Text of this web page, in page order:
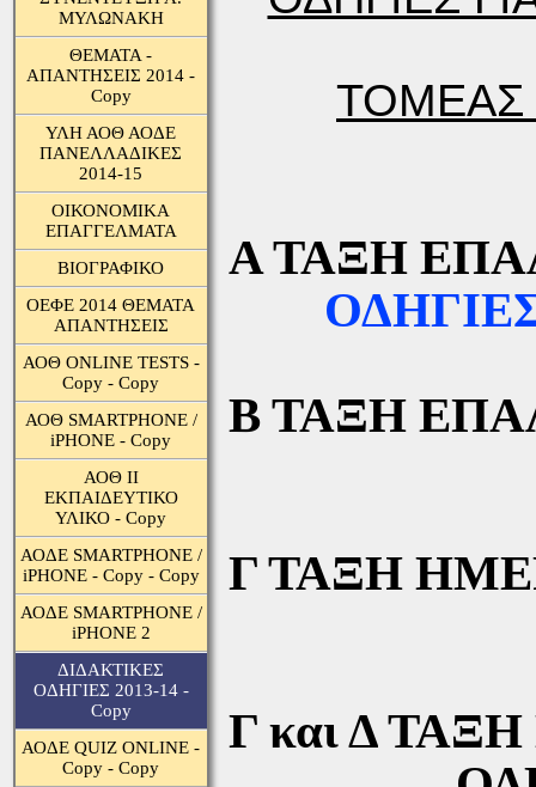
ΜΥΛΩΝΑΚΗ
ΘΕΜΑΤΑ -
ΑΠΑΝΤΗΣΕΙΣ 2014 -
Copy
ΥΛΗ ΑΟΘ ΑΟΔΕ
ΠΑΝΕΛΛΑΔΙΚΕΣ
2014-15
ΟΙΚΟΝΟΜΙΚΑ
ΕΠΑΓΓΕΛΜΑΤΑ
ΒΙΟΓΡΑΦΙΚΟ
ΟΕΦΕ 2014 ΘΕΜΑΤΑ
ΑΠΑΝΤΗΣΕΙΣ
ΑΟΘ ONLINE TESTS -
Copy - Copy
ΑΟΘ SMARTPHONE /
iPHONE - Copy
ΑΟΘ ΙΙ
ΕΚΠΑΙΔΕΥΤΙΚΟ
ΥΛΙΚΟ - Copy
ΑΟΔΕ SMARTPHONE /
iPHONE - Copy - Copy
ΑΟΔΕ SMARTPHONE /
iPHONE 2
ΔΙΔΑΚΤΙΚΕΣ
ΟΔΗΓΙΕΣ 2013-14 -
Copy
ΑΟΔΕ QUIZ ONLINE -
Copy - Copy
ΤΟΜΕΑΣ
Α ΤΑΞΗ
Β ΤΑΞΗ
Γ ΤΑΞΗ
Γ και Δ